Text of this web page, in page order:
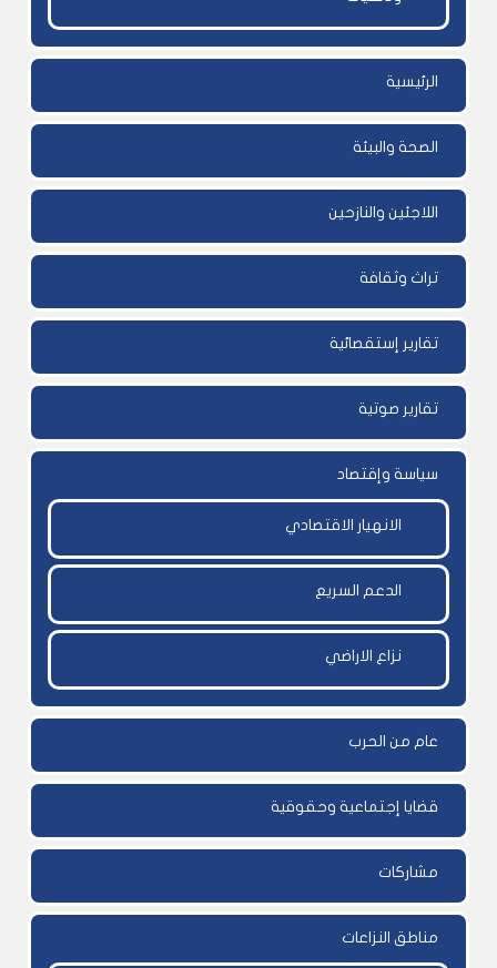
الرئيسية
الصحة والبيئة
اللاجئين والنازحين
تراث وثقافة
تقارير إستقصائية
تقارير صوتية
سياسة وإقتصاد
الانهيار الاقتصادي
الدعم السريع
نزاع الاراضي
عام من الحرب
قضايا إجتماعية وحقوقية
مشاركات
مناطق النزاعات